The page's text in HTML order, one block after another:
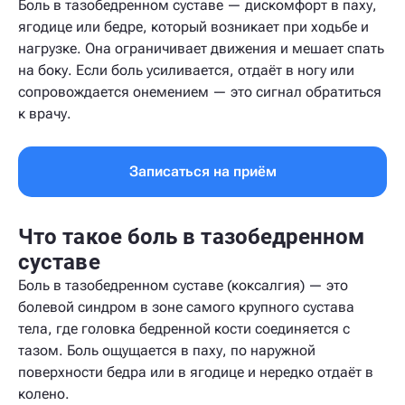
Боль в тазобедренном суставе — дискомфорт в паху,
ягодице или бедре, который возникает при ходьбе и
нагрузке. Она ограничивает движения и мешает спать
на боку. Если боль усиливается, отдаёт в ногу или
сопровождается онемением — это сигнал обратиться
к врачу.
Записаться на приём
Что такое боль в тазобедренном
суставе
Боль в тазобедренном суставе (коксалгия) — это
болевой синдром в зоне самого крупного сустава
тела, где головка бедренной кости соединяется с
тазом. Боль ощущается в паху, по наружной
поверхности бедра или в ягодице и нередко отдаёт в
колено.